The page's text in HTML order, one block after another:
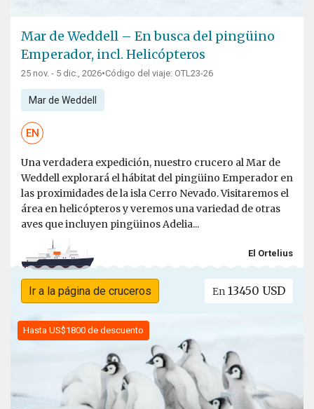
Mar de Weddell – En busca del pingüino
Emperador, incl. Helicópteros
25 nov. - 5 dic., 2026•Código del viaje: OTL23-26
Mar de Weddell
EN
Una verdadera expedición, nuestro crucero al Mar de
Weddell explorará el hábitat del pingüino Emperador en
las proximidades de la isla Cerro Nevado. Visitaremos el
área en helicópteros y veremos una variedad de otras
aves que incluyen pingüinos Adelia...
El Ortelius
Ir a la página de cruceros En 13450 USD
Hasta US$1800 de descuento